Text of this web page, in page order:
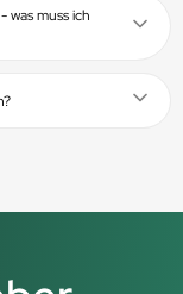
was muss ich